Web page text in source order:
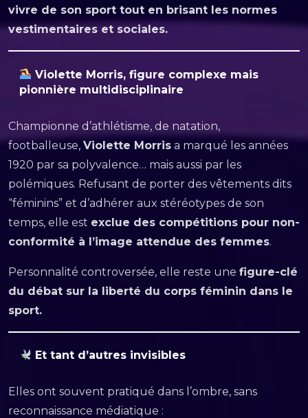
vivre de son sport tout en brisant les normes
vestimentaires et sociales.
Violette Morris, figure complexe mais
pionnière multidisciplinaire
Championne d’athlétisme, de natation,
footballeuse, Violette Morris a marqué les années
1920 par sa polyvalence… mais aussi par les
polémiques. Refusant de porter des vêtements dits
“féminins” et d’adhérer aux stéréotypes de son
temps, elle est exclue des compétitions pour non-
conformité à l’image attendue des femmes.
Personnalité controversée, elle reste une figure-clé
du débat sur la liberté du corps féminin dans le
sport.
Et tant d’autres invisibles
Elles ont souvent pratiqué dans l’ombre, sans
reconnaissance médiatique :